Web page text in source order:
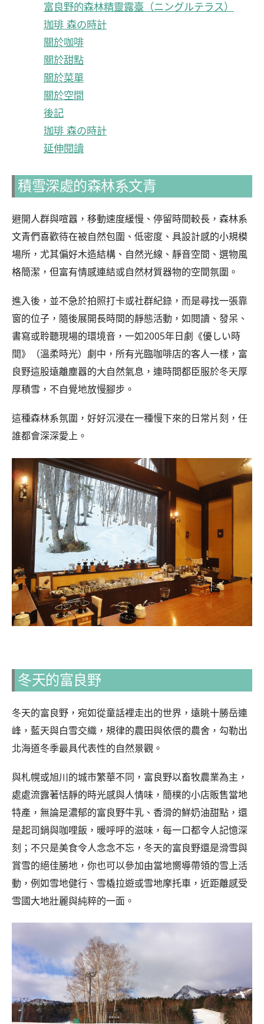
富良野的森林精靈露臺（ニングルテラス）
珈琲 森の時計
關於咖啡
關於甜點
關於菜單
關於空間
後記
珈琲 森の時計
延伸閱讀
積雪深處的森林系文青
避開人群與喧囂，移動速度緩慢、停留時間較長，森林系
文青們喜歡待在被自然包圍、低密度、具設計感的小規模
場所，尤其偏好木造結構、自然光線、靜音空間、選物風
格簡潔，但富有情感連結或自然材質器物的空間氛圍。
進入後，並不急於拍照打卡或社群紀錄，而是尋找一張靠
窗的位子，隨後展開長時間的靜態活動，如閱讀、發呆、
書寫或聆聽現場的環境音，一如2005年日劇《優しい時
間》（溫柔時光）劇中，所有光臨咖啡店的客人一樣，富
良野這股遠離塵囂的大自然氣息，連時間都臣服於冬天厚
厚積雪，不自覺地放慢腳步。
這種森林系氛圍，好好沉浸在一種慢下來的日常片刻， 任
誰都會深深愛上。
冬天的富良野
冬天的富良野，宛如從童話裡走出的世界，遠眺十勝岳連
峰，藍天與白雪交織，規律的農田與依偎的農舍，勾勒出
北海道冬季最具代表性的自然景觀。
與札幌或旭川的城市繁華不同，富良野以畜牧農業為主，
處處流露著恬靜的時光感與人情味，簡樸的小店販售當地
特產，無論是濃郁的富良野牛乳、香滑的鮮奶油甜點，還
是起司鍋與咖哩飯，暖呼呼的滋味，每一口都令人記憶深
刻；不只是美食令人念念不忘，冬天的富良野還是滑雪與
賞雪的絕佳勝地，你也可以參加由當地嚮導帶領的雪上活
動，例如雪地健行、雪橇拉遊或雪地摩托車，近距離感受
雪國大地壯麗與純粹的一面。